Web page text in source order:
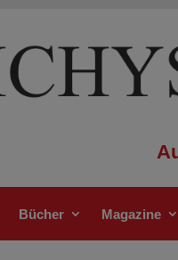
Bücher Magazine